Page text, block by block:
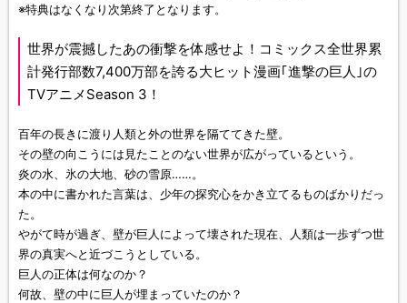
※特典はなくなり次第終了となります。
世界が震撼したあの衝撃を体感せよ！コミックス全世界累
計発行部数7,400万部を誇る大ヒット漫画｢進撃の巨人｣の
TVアニメSeason 3！
百年の長きに渡り人類と外の世界を隔ててきた壁。
その壁の向こうには見たことのない世界が広がっているという。
炎の水、氷の大地、砂の雪原……。
本の中に書かれた言葉は、少年の探究心をかき立てるものばかりだっ
た。
やがて時が過ぎ、壁が巨人によって壊された現在、人類は一歩ずつ世
界の真実へと近づこうとしている。
巨人の正体は何なのか？
何故、壁の中に巨人が埋まっていたのか？